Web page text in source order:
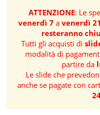
BOOK
RIVISTE
MANUALISTICA
SOFTWARE
ATTENZIONE: Le
venerdì 7a venerdì
resteranno
Tutti gli acquisti di
modalità di
partire da
Le slide che
anche se pagate con